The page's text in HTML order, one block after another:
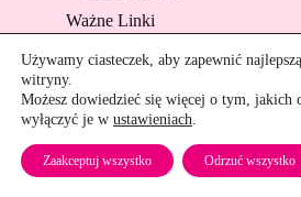
Ważne Linki
Blog
Nowości
Bestsellery
Używamy ciasteczek, aby zapewnić
witryny.
Możesz dowiedzieć się więcej o tym, jakich
wyłączyć je w ustawieniach.
Zaakceptuj wszystko Odrzuć wszystko